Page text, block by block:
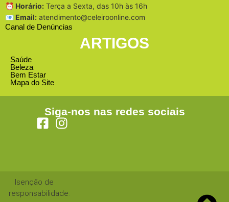
⏰ Horário: Terça a Sexta, das 10h às 16h
📧 Email: atendimento@celeiroonline.com
Canal de Denúncias
ARTIGOS
Saúde
Beleza
Bem Estar
Mapa do Site
Siga-nos nas redes sociais
Isenção de
responsabilidade: